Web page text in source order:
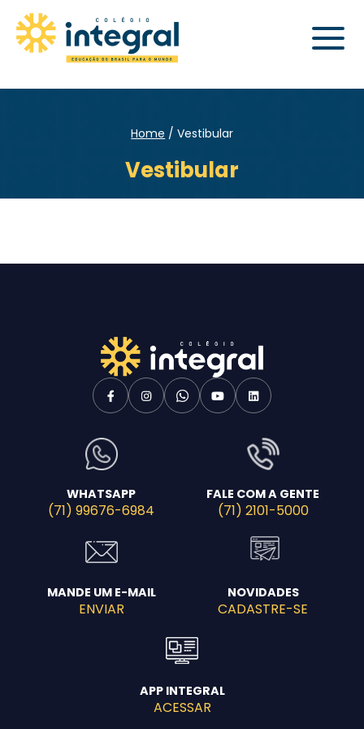
Home Vestibular
Vestibular
WHATSAPP
(71) 99676-6984
FALE COM A GENTE
(71) 2101-5000
MANDE UM E-MAIL
ENVIAR
NOVIDADES
CADASTRE-SE
APP INTEGRAL
ACESSAR
Agende uma visita
Enviar E-mail